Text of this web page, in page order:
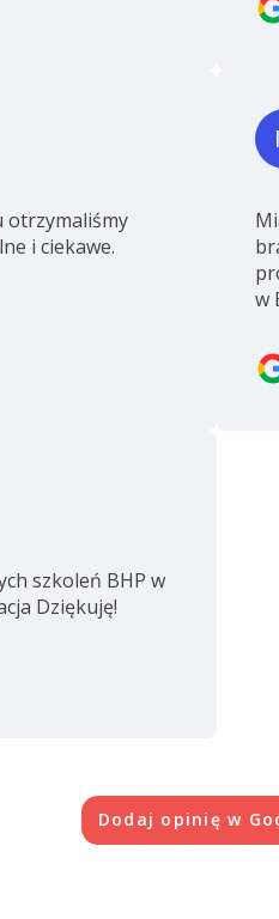
otrzymaliśmy
i ciekawe.
w
szkoleń BHP w
Dziękuję!
Dodaj opinię w